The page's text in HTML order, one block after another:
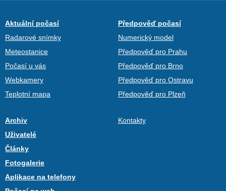
Aktuální počasí
Radarové snímky
Meteostanice
Počasí u vás
Webkamery
Teplotní mapa
Předpověď počasí
Numerický model
Předpověď pro Prahu
Předpověď pro Brno
Předpověď pro Ostravu
Předpověď pro Plzeň
Archiv
Uživatelé
Články
Fotogalerie
Aplikace na telefony
Kontakty